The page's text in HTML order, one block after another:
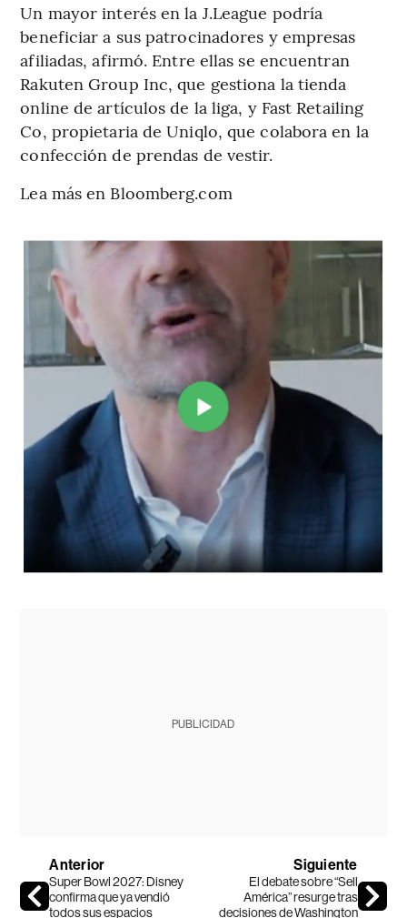
Un mayor interés en la J.League podría
beneficiar a sus patrocinadores y empresas
afiliadas, afirmó. Entre ellas se encuentran
Rakuten Group Inc, que gestiona la tienda
online de artículos de la liga, y Fast Retailing
Co, propietaria de Uniqlo, que colabora en la
confección de prendas de vestir.
Lea más en Bloomberg.com
PUBLICIDAD
Anterior
Super Bowl 2027: Disney
confirma que ya vendió
todos sus espacios
Siguiente
El debate sobre “Sell
América” resurge tras
decisiones de Washington